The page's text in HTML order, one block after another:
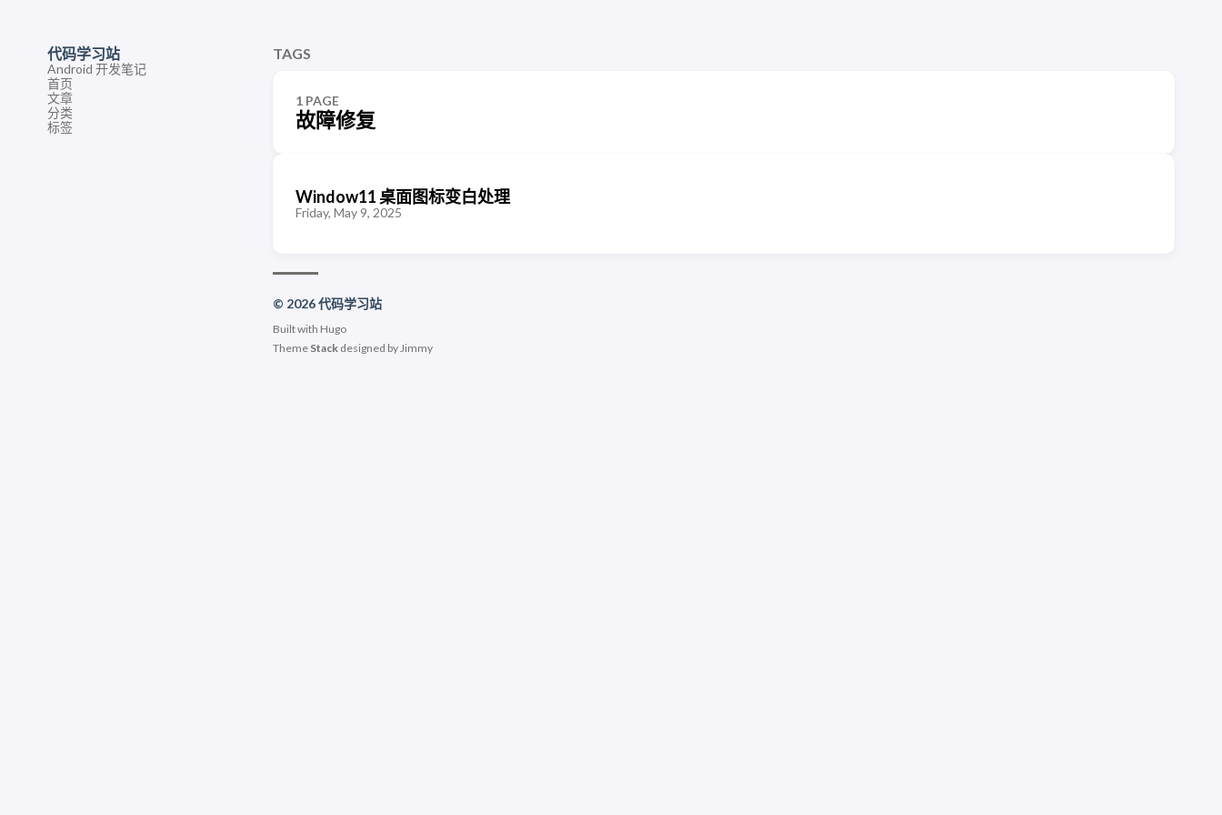
代码学习站
Android 开发笔记
首页
文章
分类
标签
TAGS
1 PAGE
故障修复
Window11 桌面图标变白处理
Friday, May 9, 2025
© 2026 代码学习站
Built with Hugo
Theme Stack designed byJimmy